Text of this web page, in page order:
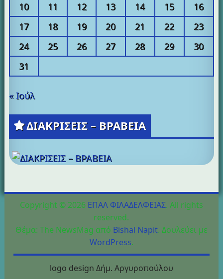
10
11 12 13 14 15
16
17
18 19 20 21 22
23
24
25 26 27 28 29
30
31
« Ιούλ
ΔΙΑΚΡΙΣΕΙΣ – ΒΡΑΒΕΙΑ
Copyright © 2026 ΕΠΑΛ ΦΙΛΑΔΕΛΦΕΙΑΣ. All rights
reserved.
Θέμα: The NewsMag από Bishal Napit. Δουλεύει με
WordPress.
logo design Δήμ. Αργυροπούλου